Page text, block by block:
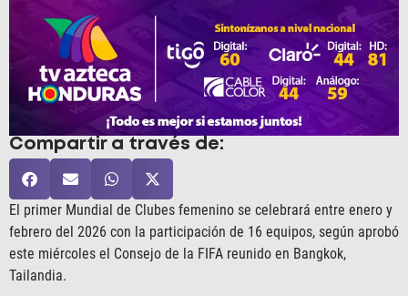
Compartir a través de:
El primer Mundial de Clubes femenino se celebrará entre enero y
febrero del 2026 con la participación de 16 equipos, según aprobó
este miércoles el Consejo de la FIFA reunido en Bangkok,
Tailandia.